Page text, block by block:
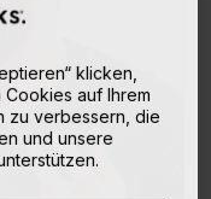
klicken,
auf Ihrem
zu verbessern, die
und unsere